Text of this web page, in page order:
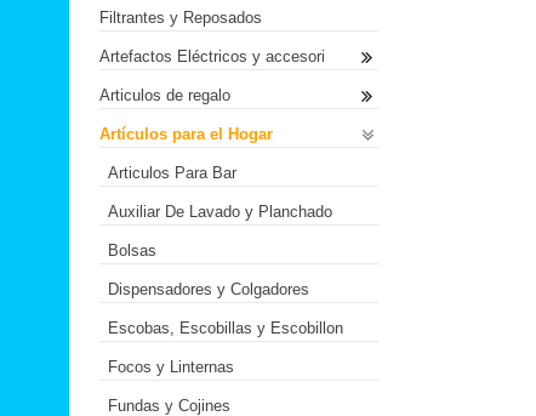
Filtrantes y Reposados
Artefactos Eléctricos y accesori
Articulos de regalo
Artículos para el Hogar
Articulos Para Bar
Auxiliar De Lavado y Planchado
Bolsas
Dispensadores y Colgadores
Escobas, Escobillas y Escobillon
Focos y Linternas
Fundas y Cojines